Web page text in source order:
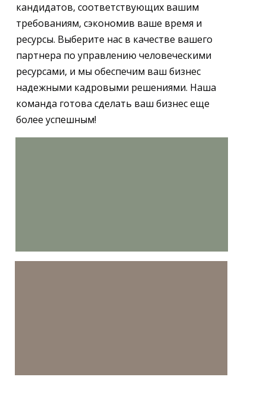
кандидатов, соответствующих вашим
требованиям, сэкономив ваше время и
ресурсы. Выберите нас в качестве вашего
партнера по управлению человеческими
ресурсами, и мы обеспечим ваш бизнес
надежными кадровыми решениями. Наша
команда готова сделать ваш бизнес еще
более успешным!